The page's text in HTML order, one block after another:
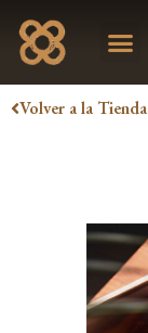
Volver a la Tienda